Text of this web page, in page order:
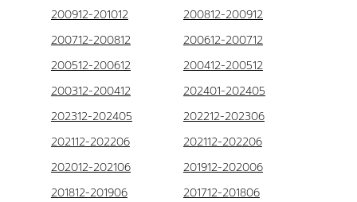
200912-201012
200812-200912
200712-200812
200612-200712
200512-200612
200412-200512
200312-200412
202401-202405
202312-202405
202212-202306
202112-202206
202112-202206
202012-202106
201912-202006
201812-201906
201712-201806